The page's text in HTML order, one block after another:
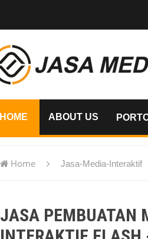
HOME ABOUT US
Home Jasa-Media-Interaktif
JASA PEMBUATAN